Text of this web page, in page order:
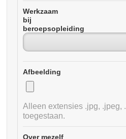
Werkzaam
bij
beroepsopleiding
Afbeelding
Alleen extensies .jpg, .jpeg,
toegestaan.
Over mezelf